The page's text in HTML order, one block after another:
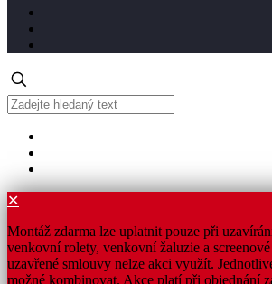
✕
Montáž zdarma lze uplatnit pouze při
venkovní rolety, venkovní žaluzie a
uzavřené smlouvy nelze akci využít.
možné kombinovat. Akce platí při objednání